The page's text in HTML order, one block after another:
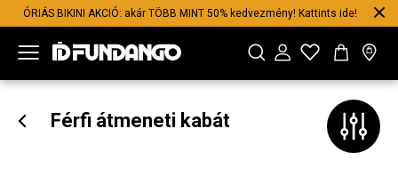
ÓRIÁS BIKINI AKCIÓ: akár TÖBB MINT 50% kedvezmény! Kattints ide!
Férfi átmeneti kabát